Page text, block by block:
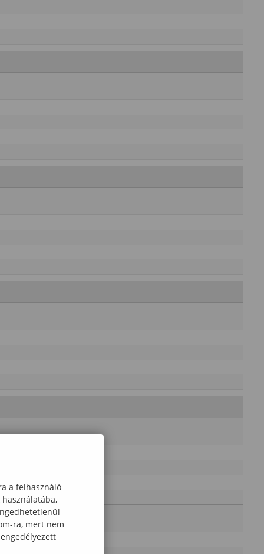
a felhasználó
ra, mert nem